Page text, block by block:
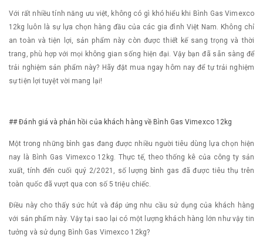
Với rất nhiều tính năng ưu việt, không có gì khó hiểu khi Bình Gas Vimexco
12kg luôn là sự lựa chọn hàng đầu của các gia đình Việt Nam. Không chỉ
an toàn và tiện lợi, sản phẩm này còn được thiết kế sang trọng và thời
trang, phù hợp với mọi không gian sống hiện đại. Vậy bạn đã sẵn sàng để
trải nghiệm sản phẩm này? Hãy đặt mua ngay hôm nay để tự trải nghiệm
sự tiện lợi tuyệt vời mang lại!
## Đánh giá và phản hồi của khách hàng về Bình Gas Vimexco 12kg
Một trong những bình gas đang được nhiều người tiêu dùng lựa chọn hiện
nay là Bình Gas Vimexco 12kg. Thực tế, theo thống kê của công ty sản
xuất, tính đến cuối quý 2/2021, số lượng bình gas đã được tiêu thụ trên
toàn quốc đã vượt qua con số 5 triệu chiếc.
Điều này cho thấy sức hút và đáp ứng nhu cầu sử dụng của khách hàng
với sản phẩm này. Vậy tại sao lại có một lượng khách hàng lớn như vậy tin
tưởng và sử dụng Bình Gas Vimexco 12kg?